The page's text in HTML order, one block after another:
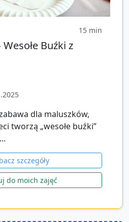
15 min
Buźki z
dla maluszków,
tworzą „wesołe buźki”
szczegóły
do moich zajęć